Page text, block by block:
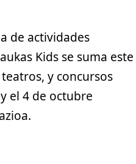
de actividades
Kids se suma este
y concursos
el 4 de octubre